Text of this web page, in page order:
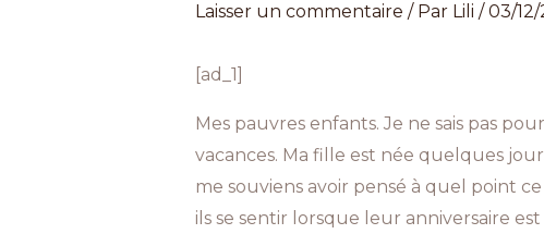
Laisser un commentaire / Par Lili /03/12/
[ad_1]
Mes pauvres enfants. Je ne sais pas
vacances. Ma fille est née quelques
me souviens avoir pensé à quel point
ils se sentir lorsque leur anniversaire